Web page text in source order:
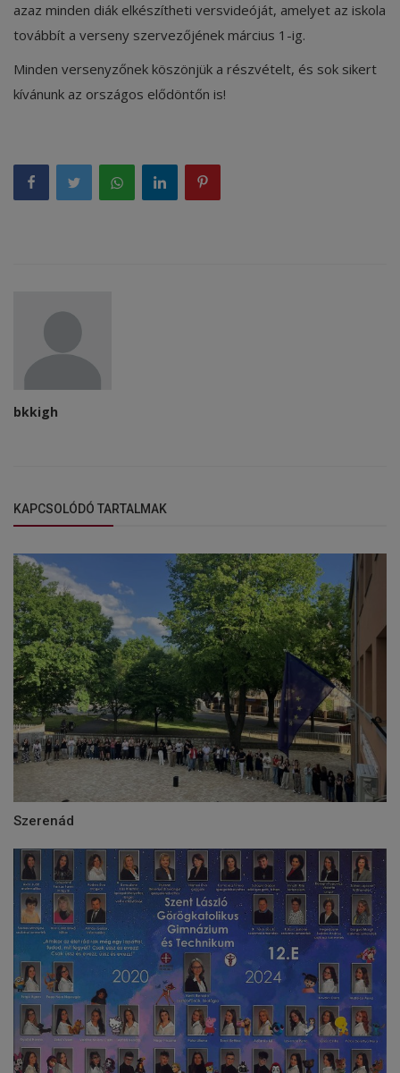
azaz minden diák elkészítheti versvideóját, amelyet az iskola
továbbít a verseny szervezőjének március 1-ig.
Minden versenyzőnek köszönjük a részvételt, és sok sikert
kívánunk az országos elődöntőn is!
bkkigh
KAPCSOLÓDÓ TARTALMAK
Szerenád